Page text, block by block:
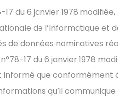
du 6 janvier 1978
de l’Informatique et
de données nominatives
17 du 6 janvier 1978
que conformément
qu’il